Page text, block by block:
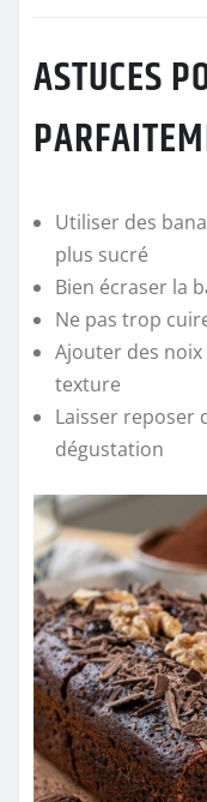
ASTUCES
Utiliser des
plus sucré
Bien écraser la
Ne pas trop
Ajouter des
texture
Laisser reposer
dégustation